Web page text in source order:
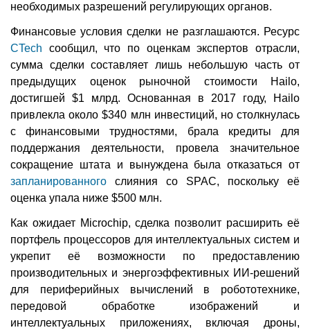
необходимых разрешений регулирующих органов.
Финансовые условия сделки не разглашаются. Ресурс
CTech сообщил, что по оценкам экспертов отрасли,
сумма сделки составляет лишь небольшую часть от
предыдущих оценок рыночной стоимости Hailo,
достигшей $1 млрд. Основанная в 2017 году, Hailo
привлекла около $340 млн инвестиций, но столкнулась
с финансовыми трудностями, брала кредиты для
поддержания деятельности, провела значительное
сокращение штата и вынуждена была отказаться от
запланированного слияния со SPAC, поскольку её
оценка упала ниже $500 млн.
Как ожидает Microchip, сделка позволит расширить её
портфель процессоров для интеллектуальных систем и
укрепит её возможности по предоставлению
производительных и энергоэффективных ИИ-решений
для периферийных вычислений в робототехнике,
передовой обработке изображений и
интеллектуальных приложениях, включая дроны,